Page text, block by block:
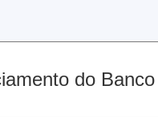
do